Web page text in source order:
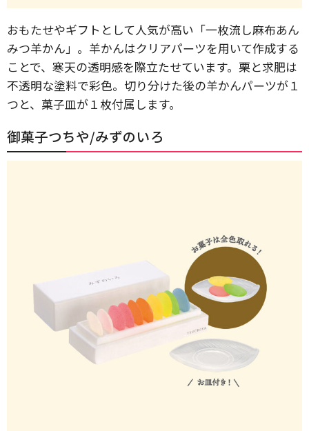
おもたせやギフトとして人気が高い「一枚流し麻布あん
みつ羊かん」。羊かんはクリアパーツを用いて作成する
ことで、寒天の透明感を際立たせています。栗と求肥は
不透明な塗料で彩色。切り分けた後の羊かんパーツが１
つと、菓子皿が１枚付属します。
御菓子つちや/みずのいろ